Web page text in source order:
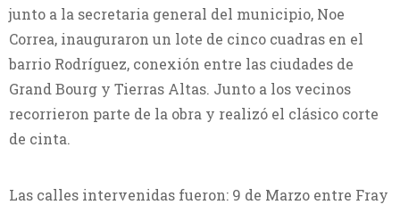
junto a la secretaria general del municipio, Noe
Correa, inauguraron un lote de cinco cuadras en el
barrio Rodríguez, conexión entre las ciudades de
Grand Bourg y Tierras Altas. Junto a los vecinos
recorrieron parte de la obra y realizó el clásico corte
de cinta.
Las calles intervenidas fueron: 9 de Marzo entre Fray